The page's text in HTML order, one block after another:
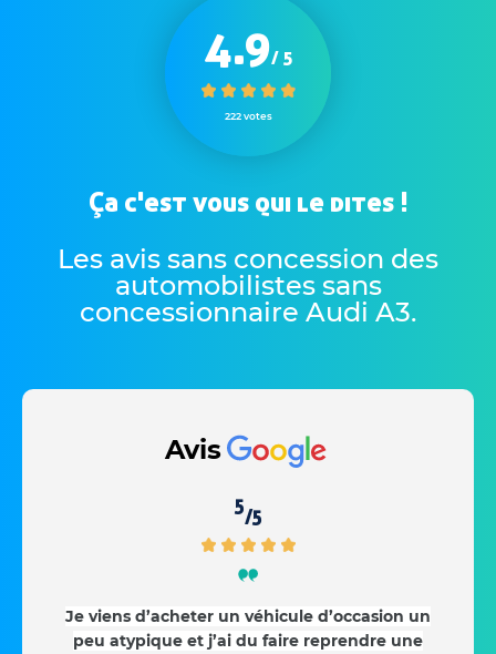
4.9/ 5
222 votes
Ça c'est vous qui le dites !
Les avis sans concession des
automobilistes sans
concessionnaire Audi A3.
Avis
5/5
Je viens d’acheter un véhicule d’occasion un
peu atypique et j’ai du faire reprendre une